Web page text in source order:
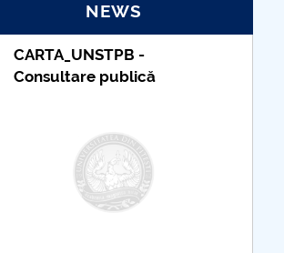
NEWS
Taxe de școlarizare
indexate – Centrul